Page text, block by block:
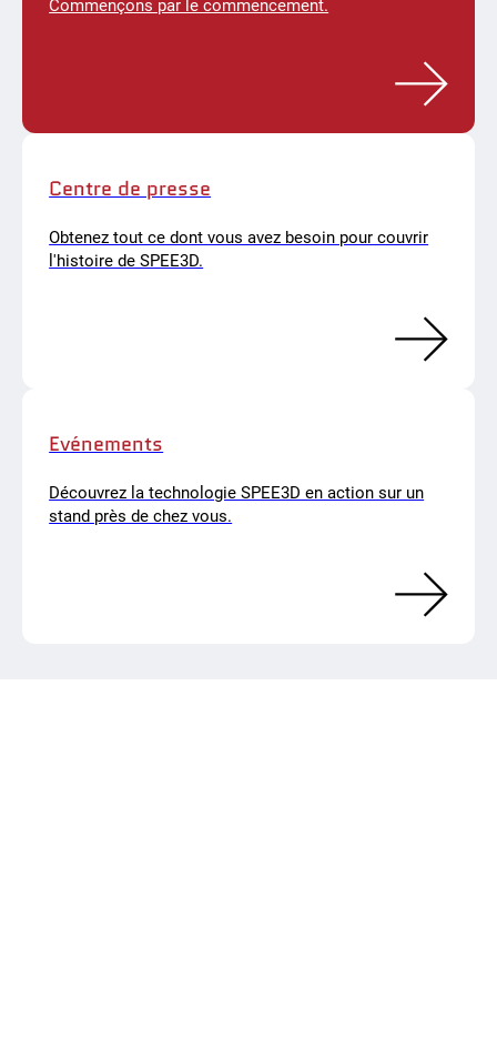
Commençons par le commencement.
Centre de presse
Obtenez tout ce dont vous avez besoin pour couvrir
l'histoire de SPEE3D.
Evénements
Découvrez la technologie SPEE3D en action sur un
stand près de chez vous.